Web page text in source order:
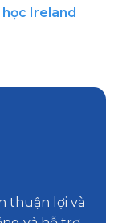
học Ireland
thuận lợi và